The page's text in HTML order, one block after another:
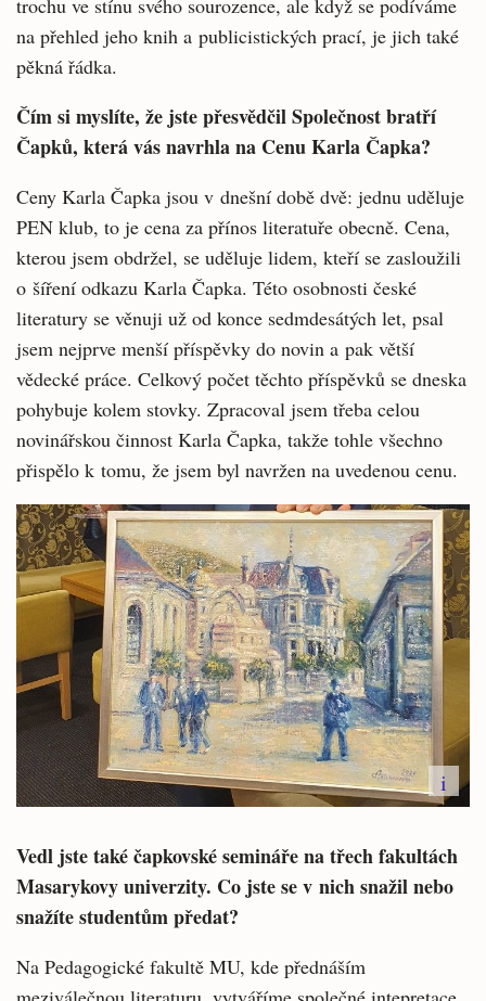
trochu ve stínu svého sourozence, ale když se podíváme
na přehled jeho knih a publicistických prací, je jich také
pěkná řádka.
Čím si myslíte, že jste přesvědčil Společnost bratří
Čapků, která vás navrhla na Cenu Karla Čapka?
Ceny Karla Čapka jsou v dnešní době dvě: jednu uděluje
PEN klub, to je cena za přínos literatuře obecně. Cena,
kterou jsem obdržel, se uděluje lidem, kteří se zasloužili
o šíření odkazu Karla Čapka. Této osobnosti české
literatury se věnuji už od konce sedmdesátých let, psal
jsem nejprve menší příspěvky do novin a pak větší
vědecké práce. Celkový počet těchto příspěvků se dneska
pohybuje kolem stovky. Zpracoval jsem třeba celou
novinářskou činnost Karla Čapka, takže tohle všechno
přispělo k tomu, že jsem byl navržen na uvedenou cenu.
i
Vedl jste také čapkovské semináře na třech fakultách
Masarykovy univerzity. Co jste se v nich snažil nebo
snažíte studentům předat?
Na Pedagogické fakultě MU, kde přednáším